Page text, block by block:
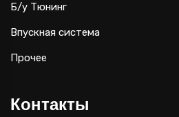
Б/у Тюнинг
Впускная система
Прочее
Контакты